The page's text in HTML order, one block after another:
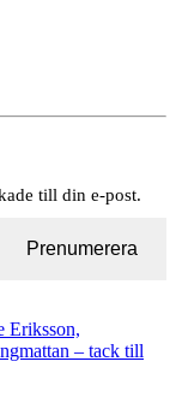
till din e-post.
Prenumerera
Eriksson,
– tack till